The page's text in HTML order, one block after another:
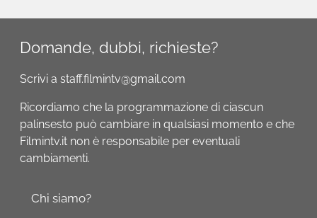
Domande, dubbi, richieste?
Scrivi a staff.filmintv@gmail.com
Ricordiamo che la programmazione di ciascun
palinsesto può cambiare in qualsiasi momento e che
Filmintv.it non è responsabile per eventuali
cambiamenti.
Chi siamo?